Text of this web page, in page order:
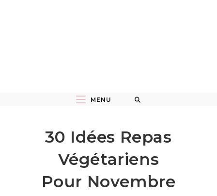
MENU
30 Idées Repas
Végétariens
Pour Novembre